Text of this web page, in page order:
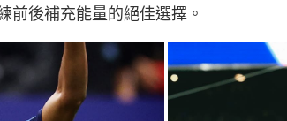
前後補充能量的絕佳選擇。